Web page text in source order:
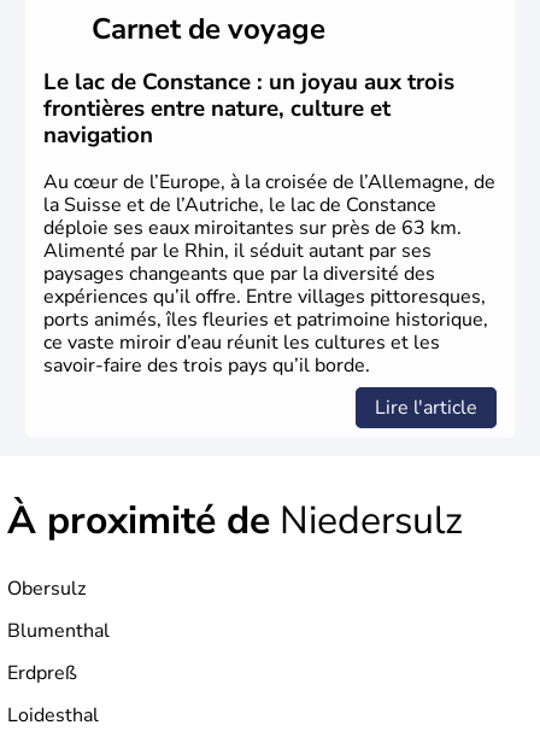
compte aujourd'hui plus de 8 millions d'habitants.
L'Autriche a donné naissance à de nombreux artistes :
Mozart, Schubert, le psychanalyste Freud, Romy
Schneider, Arnold Schwarzenegger, Anton Bruckner,
Gustav Mahler font partie des Autrichiens les plus
marquants de ces dernières décennies.
Carnet de voyage
Le lac de Constance : un joyau aux trois
frontières entre nature, culture et
navigation
Au cœur de l’Europe, à la croisée de l’Allemagne, de
la Suisse et de l’Autriche, le lac de Constance
déploie ses eaux miroitantes sur près de 63 km.
Alimenté par le Rhin, il séduit autant par ses
paysages changeants que par la diversité des
expériences qu’il offre. Entre villages pittoresques,
ports animés, îles fleuries et patrimoine historique,
ce vaste miroir d’eau réunit les cultures et les
savoir-faire des trois pays qu’il borde.
Lire l'article
À proximité de Niedersulz
Obersulz
Blumenthal
Erdpreß
Loidesthal